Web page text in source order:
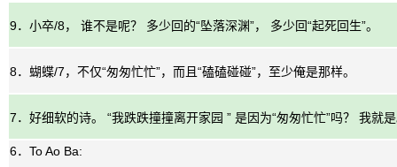
9．小卒/8， 谁不是呢？ 多少回的“坠落深渊”， 多少回“起死回生”。
8．蝴蝶/7，不仅“匆匆忙忙”，而且“磕磕碰碰”，至少俺是那样。
7．好细软的诗。 “我跌跌撞撞离开家园 ” 是因为“匆匆忙忙”吗？ 我就
6．To Ao Ba: